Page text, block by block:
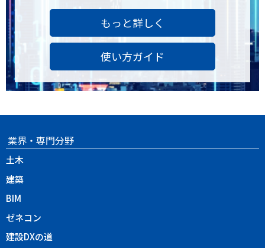
もっと詳しく
使い方ガイド
業界・専門分野
土木
建築
BIM
ゼネコン
建設DXの道